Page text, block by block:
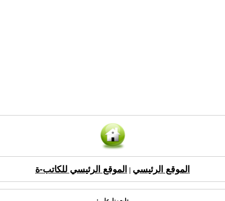
الموقع الرئيسي الموقع الرئيسي للكاتب-ة